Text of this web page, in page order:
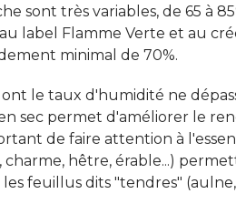
sont très variables, de 65 à
label Flamme Verte et au
minimal de 70%.
le taux d'humidité ne
sec permet d'améliorer le
de faire attention à
charme, hêtre, érable...)
feuillus dits "tendres"